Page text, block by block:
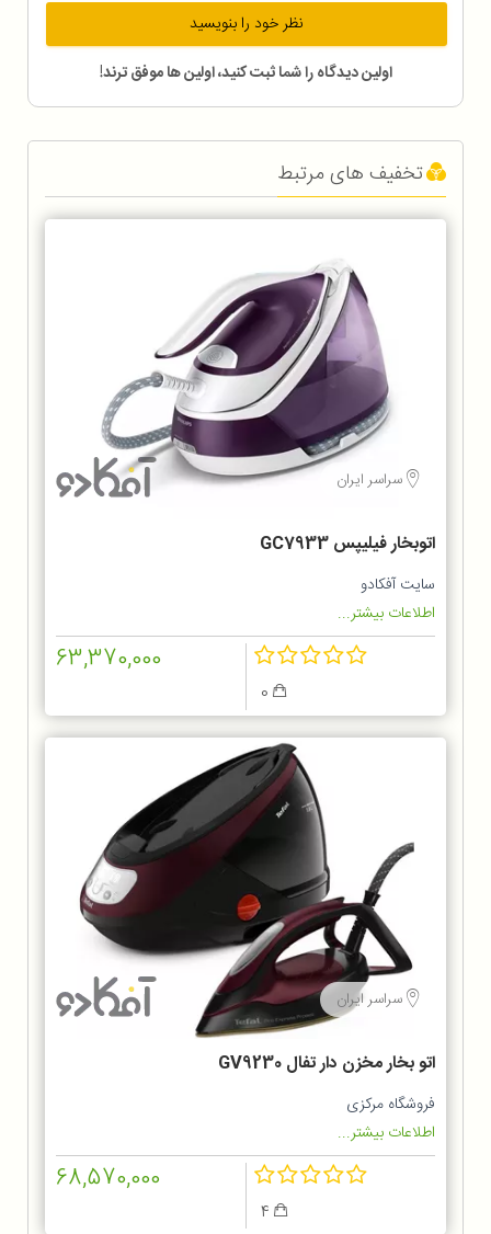
نظر خود را بنویسید
اولین دیدگاه را شما ثبت کنید، اولین ها موفق ترند!
تخفیف های مرتبط
سراسر ایران
اتوبخار فیلیپس GC7933
سایت آفکادو
اطلاعات بیشتر...
63,370,000
سراسر ایران
اتو بخار مخزن دار تفال GV9230
فروشگاه مرکزی
اطلاعات بیشتر...
68,570,000